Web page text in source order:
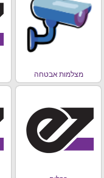
מצלמות אבטחה